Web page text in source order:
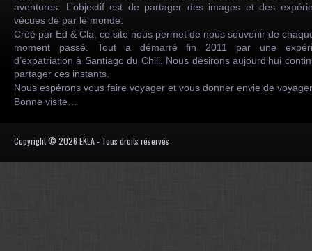
aventures. L’objectif est de partager des images et des
vécues de par le monde.
Créé par Ed & Cla, ce site nous permet de nous souvenir de
moment passé. Tout a démarré fin 2011 par une
d’expatriation à Santiago du Chili. Nous désirons aujourd’hui
partager ces instants.
Nous espérons vous faire voyager et vous donner envie de
Bonne visite…
Copyright © 2026 EKLA - Tous droits réservés